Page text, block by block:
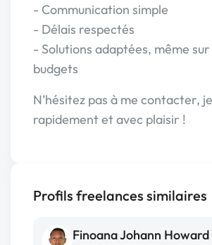
- Communication simple
- Délais respectés
- Solutions adaptées, même
budgets
N’hésitez pas à me contacter,
rapidement et avec plaisir !
Profils freelances similaires